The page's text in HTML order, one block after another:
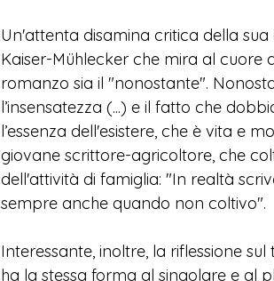
Un'attenta disamina critica della
Kaiser-Mühlecker che mira al cuore
romanzo sia il "nonostante".
l’insensatezza (...) e il fatto che
l’essenza dell'esistere, che è vita e
giovane scrittore-agricoltore, che
dell'attività di famiglia: "In realtà
sempre anche quando non coltivo".
Interessante, inoltre, la riflessione
ha la stessa forma al singolare e al